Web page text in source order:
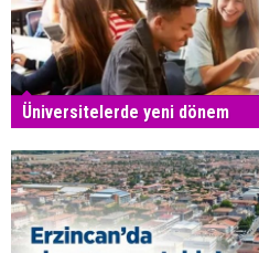
Üniversitelerde yeni dönem